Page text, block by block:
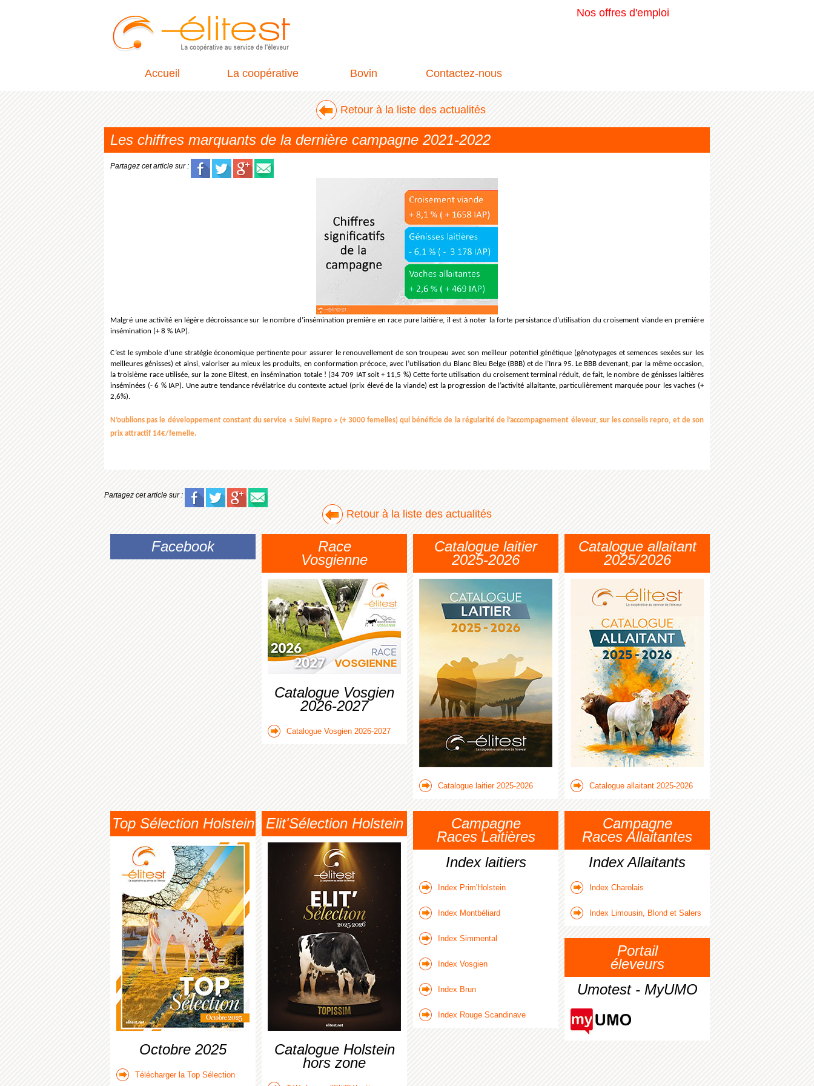
Nos offres d'emploi
Accueil La coopérative Bovin Contactez-nous
Retour à la liste des actualités
Les chiffres marquants de la dernière campagne 2021-2022
Partagez cet article sur :
Malgré une activité en légère décroissance sur le nombre d’insémination première en race pure laitière, il est à noter la forte persistance d’utilisation du croisement viande en première
insémination (+ 8 % IAP).
C’est le symbole d’une stratégie économique pertinente pour assurer le renouvellement de son troupeau avec son meilleur potentiel génétique (génotypages et semences sexées sur les
meilleures génisses) et ainsi, valoriser au mieux les produits, en conformation précoce, avec l’utilisation du Blanc Bleu Belge (BBB) et de l’Inra 95. Le BBB devenant, par la même occasion,
la troisième race utilisée, sur la zone Elitest, en insémination totale ! (34 709 IAT soit + 11,5 %) Cette forte utilisation du croisement terminal réduit, de fait, le nombre de génisses laitières
inséminées (- 6 % IAP). Une autre tendance révélatrice du contexte actuel (prix élevé de la viande) est la progression de l’activité allaitante, particulièrement marquée pour les vaches (+
2,6%).
N’oublions pas le développement constant du service « Suivi Repro » (+ 3000 femelles) qui bénéficie de la régularité de l’accompagnement éleveur, sur les conseils repro, et de son
prix attractif 14€/femelle.
Partagez cet article sur :
Retour à la liste des actualités
Facebook
Race
Vosgienne
Catalogue Vosgien
2026-2027
Catalogue Vosgien 2026-2027
Catalogue laitier
2025-2026
Catalogue laitier 2025-2026
Catalogue allaitant
2025/2026
Catalogue allaitant 2025-2026
Top Sélection Holstein
Octobre 2025
Télécharger la Top Sélection
Elit'Sélection Holstein
Catalogue Holstein
hors zone
Campagne
Races Laitières
Index laitiers
Index Prim'Holstein
Index Montbéliard
Index Simmental
Index Vosgien
Index Brun
Index Rouge Scandinave
Campagne
Races Allaitantes
Index Allaitants
Index Charolais
Index Limousin, Blond et Salers
Portail
éleveurs
Umotest - MyUMO